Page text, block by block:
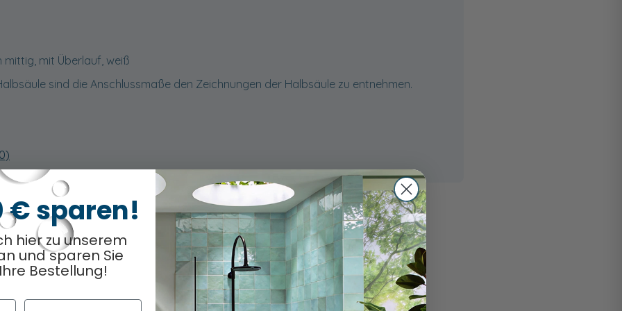
mit Überlauf, weiß
sind die Anschlussmaße den Zeichnungen der Halbsäule zu entnehmen.
€ sparen!
hier zu unserem
und sparen Sie
Bestellung!
Nachname